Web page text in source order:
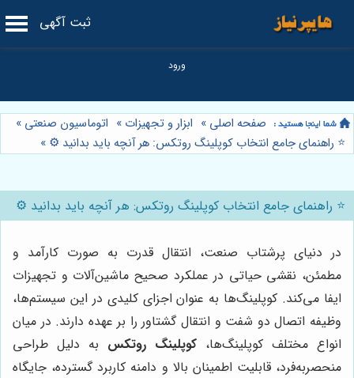
ثبت آگهی
صفحه اصلی » ابزار و تجهیزات » اتوماسیون صنعتی »
⭐️ راهنمای جامع انتخاب کوپلینگ روتکس: هر آنچه باید بدانید ⚙️ »
⭐️ راهنمای جامع انتخاب کوپلینگ روتکس: هر آنچه باید بدانید ⚙️
در دنیای پرشتاب صنعت، انتقال قدرت به صورت کارآمد و
مطمئن، نقشی حیاتی در عملکرد صحیح ماشین‌آلات و تجهیزات
ایفا می‌کند. کوپلینگ‌ها به عنوان اجزای کلیدی در این سیستم‌ها،
وظیفه اتصال دو شفت و انتقال گشتاور را بر عهده دارند. در میان
انواع مختلف کوپلینگ‌ها، کوپلینگ روتکس به دلیل طراحی
منحصربه‌فرد، قابلیت اطمینان بالا و دامنه کاربرد گسترده، جایگاه